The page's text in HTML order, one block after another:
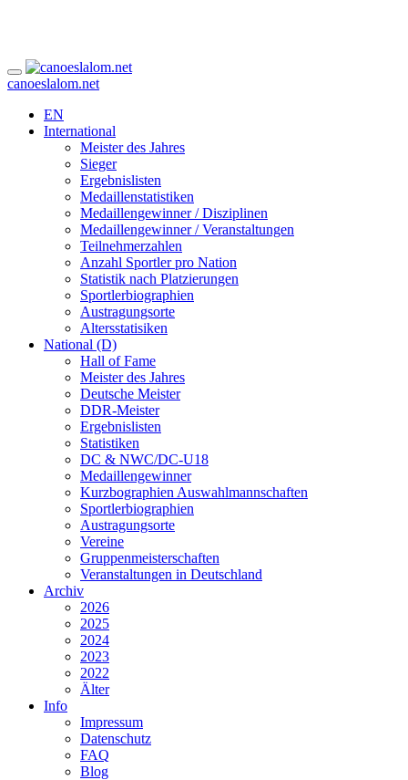
canoeslalom.net
EN
International
Meister des Jahres
Sieger
Ergebnislisten
Medaillenstatistiken
Medaillengewinner / Disziplinen
Medaillengewinner / Veranstaltungen
Teilnehmerzahlen
Anzahl Sportler pro Nation
Statistik nach Platzierungen
Sportlerbiographien
Austragungsorte
Altersstatisiken
National (D)
Hall of Fame
Meister des Jahres
Deutsche Meister
DDR-Meister
Ergebnislisten
Statistiken
DC & NWC/DC-U18
Medaillengewinner
Kurzbographien Auswahlmannschaften
Sportlerbiographien
Austragungsorte
Vereine
Gruppenmeisterschaften
Veranstaltungen in Deutschland
Archiv
2026
2025
2024
2023
2022
Älter
Info
Impressum
Datenschutz
FAQ
Blog